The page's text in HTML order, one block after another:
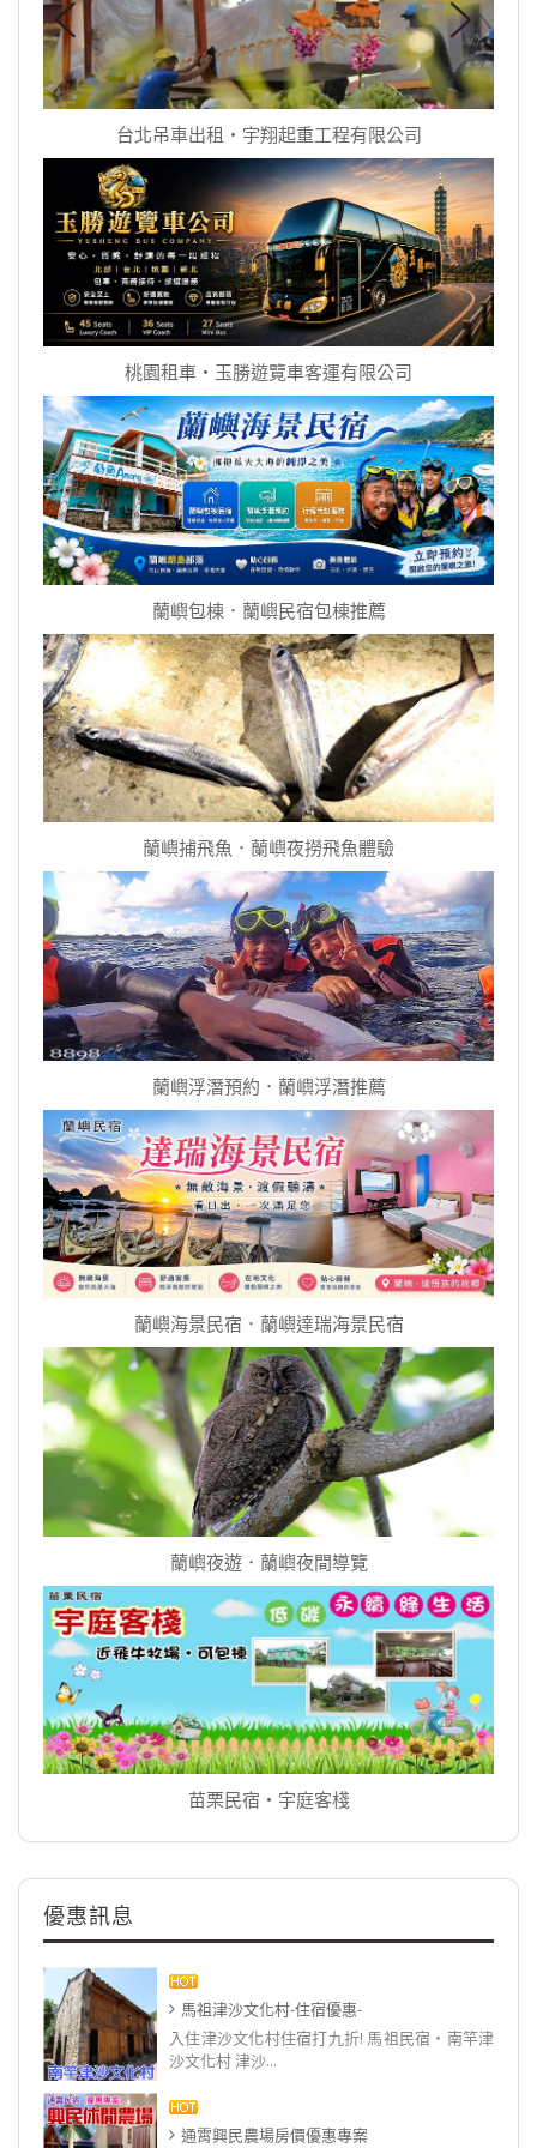
台北吊車出租‧宇翔起重工程有限公司
桃園租車‧玉勝遊覽車客運有限公司
蘭嶼包棟．蘭嶼民宿包棟推薦
蘭嶼捕飛魚．蘭嶼夜撈飛魚體驗
蘭嶼浮潛預約．蘭嶼浮潛推薦
蘭嶼海景民宿．蘭嶼達瑞海景民宿
蘭嶼夜遊．蘭嶼夜間導覽
苗栗民宿‧宇庭客棧
優惠訊息
馬祖津沙文化村-住宿優惠-
入住津沙文化村住宿打九折! 馬祖民宿‧南竿津
沙文化村 津沙...
通霄興民農場房價優惠專案